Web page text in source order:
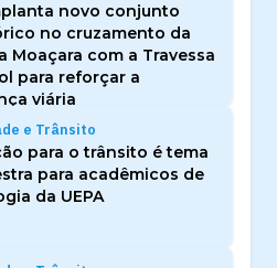
novo conjunto
no cruzamento da
Moaçara com a Travessa
para reforçar a
viária
e Trânsito
para o trânsito é tema
para acadêmicos de
da UEPA